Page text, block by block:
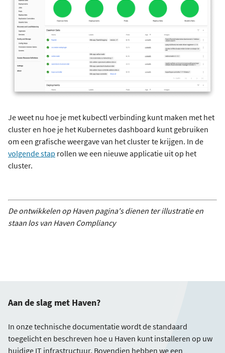
Je weet nu hoe je met kubectl verbinding kunt maken met het
cluster en hoe je het Kubernetes dashboard kunt gebruiken
om een grafische weergave van het cluster te krijgen. In de
volgende stap rollen we een nieuwe applicatie uit op het
cluster.
De ontwikkelen op Haven pagina's dienen ter illustratie en
staan los van Haven Compliancy
Aan de slag met Haven?
In onze technische documentatie wordt de standaard
toegelicht en beschreven hoe u Haven kunt installeren op uw
huidige IT infrastructuur. Bovendien hebben we een